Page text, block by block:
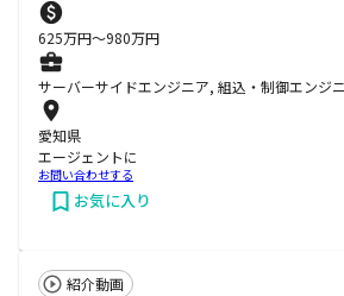
625万円〜980万円
サーバーサイドエンジニア, 組込・制御エンジ
愛知県
エージェントに
お問い合わせする
お気に入り
紹介動画